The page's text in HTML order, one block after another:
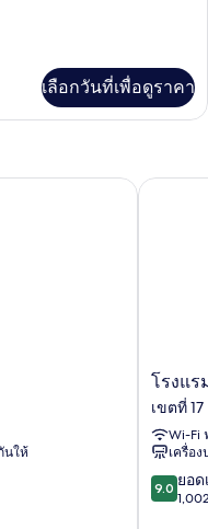
เลือกวันที่เพื่อดูราคา
นให้
โรง
เลฌาร์
แด็ง
เดอ
ลา
วิลล่า
โรงแร
เขตที่ 17
Wi-Fi
เครื่อ
9.0
จาก
9.0 ยอด
โรงแรม